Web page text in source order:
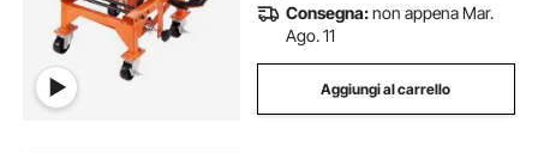
Consegna:non appena Mar.
Ago. 11
Aggiungi al carrello